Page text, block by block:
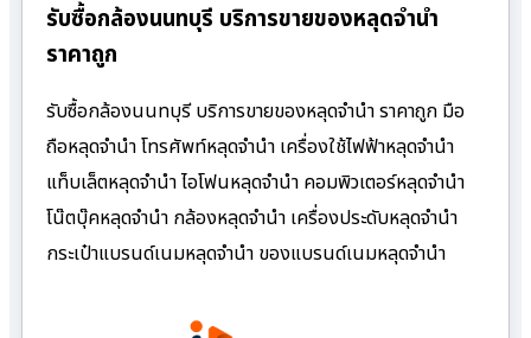
รับซื้อกล้องนนทบุรี บริการขายของหลุดจำนำ
ราคาถูก
รับซื้อกล้องนนทบุรี บริการขายของหลุดจำนำ ราคาถูก มือ
ถือหลุดจำนำ โทรศัพท์หลุดจำนำ เครื่องใช้ไฟฟ้าหลุดจำนำ
แท็บเล็ตหลุดจำนำ ไอโฟนหลุดจำนำ คอมพิวเตอร์หลุดจำนำ
โน๊ตบุ๊คหลุดจำนำ กล้องหลุดจำนำ เครื่องประดับหลุดจำนำ
กระเป๋าแบรนด์เนมหลุดจำนำ ของแบรนด์เนมหลุดจำนำ